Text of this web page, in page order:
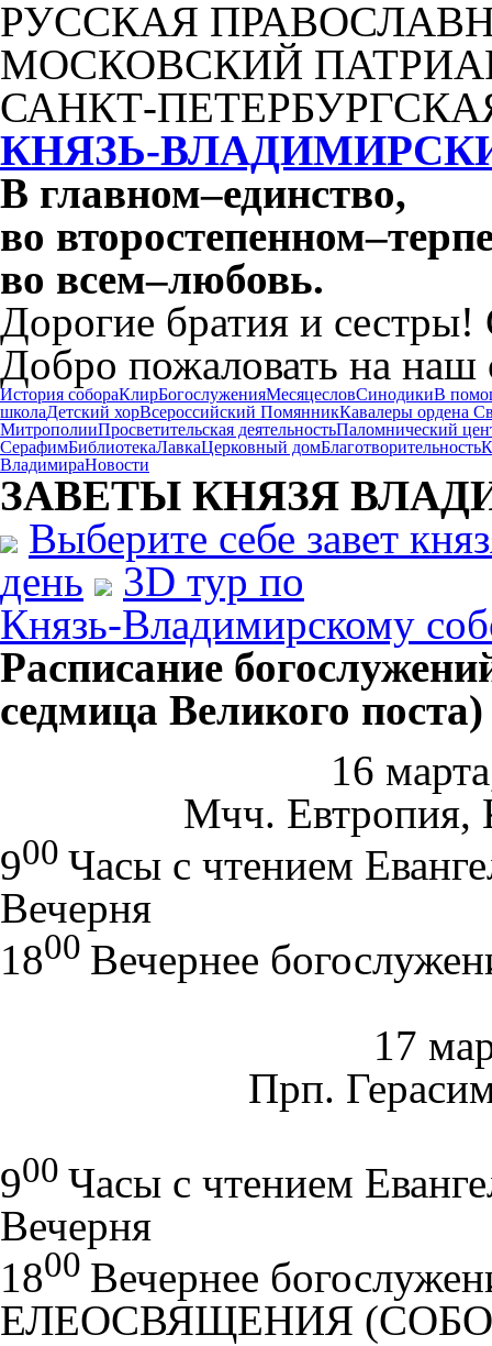
РУССКАЯ
МОСКОВСКИЙ
САНКТ-
КНЯЗЬ-
В главном–единство,
во второстепенном–
во всем–любовь.
Дорогие братия и
Добро пожаловать на наш
История собораКлирБогослуженияМесяцесловСинодикиВ
школаДетский хорВсероссийский ПомянникКавалеры ордена
МитрополииПросветительская деятельностьПаломнический
СерафимБиблиотекаЛавкаЦерковный домБлаготворительность
ВладимираНовости
ЗАВЕТЫ КНЯЗЯ
Выберите себе завет
день
3D тур по
Князь-Владимирскому
Расписание
седмица Великого поста)
16
Мчч. Евтропия,
900 Часы с чтением
Вечерня
1800 Вечернее
17
Прп.
900 Часы с чтением
Вечерня
1800 Вечернее
ЕЛЕОСВЯЩЕНИЯ